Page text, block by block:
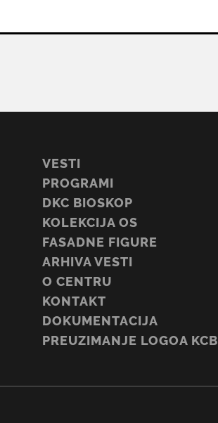
VESTI
PROGRAMI
DKC BIOSKOP
KOLEKCIJA OS
FASADNE FIGURE
ARHIVA VESTI
O CENTRU
KONTAKT
DOKUMENTACIJA
PREUZIMANJE LOGOA KCB